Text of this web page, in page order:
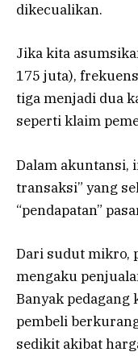
dikecualikan.
Jika kita
175 juta),
tiga menjadi dua
seperti klaim
Dalam akuntansi,
transaksi” yang
“pendapatan”
Dari sudut mikro,
mengaku
Banyak
pembeli
sedikit akibat